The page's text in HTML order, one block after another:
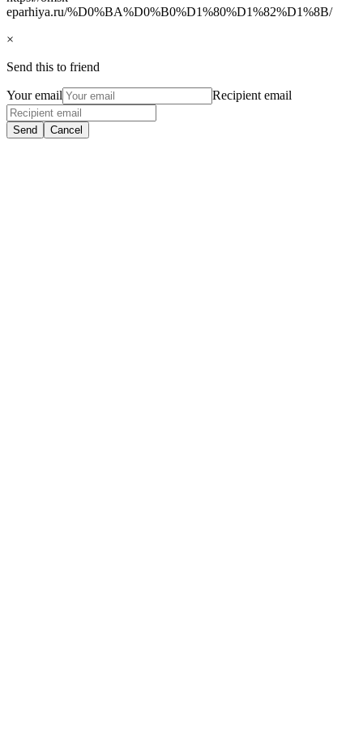
eparhiya.ru/%D0%BA%D0%B0%D1%80%D1%82%D1%8B/
×
Send this to friend
Your email Recipient email
Send Cancel